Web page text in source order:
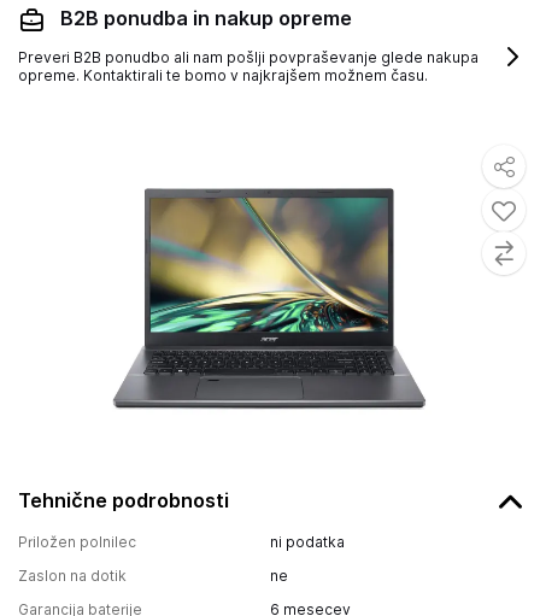
Tehnične podrobnosti
Priložen polnilec
ni podatka
Zaslon na dotik
ne
Garancija baterije
6 mesecev
B2B ponudba in nakup opreme
Preveri B2B ponudbo ali nam pošlji povpraševanje glede nakupa
opreme. Kontaktirali te bomo v najkrajšem možnem času.